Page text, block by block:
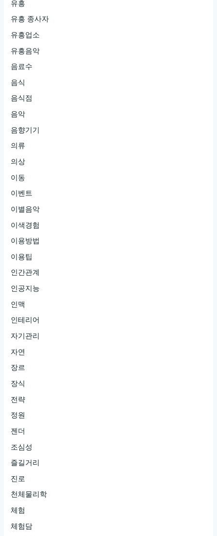
유흥
유흥 종사자
유흥업소
유흥음악
음료수
음식
음식점
음악
음향기기
의류
의상
이동
이벤트
이별음악
이색경험
이용방법
이용팁
인간관계
인공지능
인맥
인테리어
자기관리
자연
장르
장식
전략
정원
젠더
조심성
즐길거리
진로
천체물리학
체험
체험담